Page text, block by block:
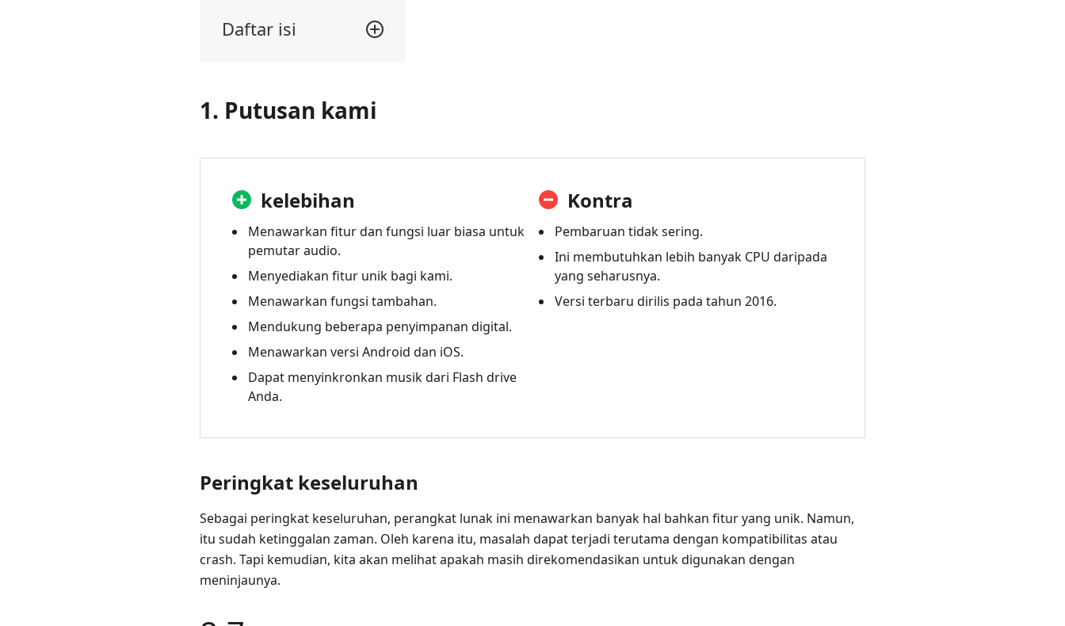
Daftar isi
2.
itu
Musik
Clementine?
Ulasan
Pemutar
Musik
ray
1. Putusan kami
kelebihan
Menawarkan fitur dan fungsi luar biasa untuk
pemutar audio.
Menyediakan fitur unik bagi kami.
Menawarkan fungsi tambahan.
Mendukung beberapa penyimpanan digital.
Menawarkan versi Android dan iOS.
Dapat menyinkronkan musik dari Flash drive
Anda.
Kontra
Pembaruan tidak sering.
Ini membutuhkan lebih banyak CPU daripada
yang seharusnya.
Versi terbaru dirilis pada tahun 2016.
Peringkat keseluruhan
Sebagai peringkat keseluruhan, perangkat lunak ini menawarkan banyak hal bahkan fitur yang unik. Namun,
itu sudah ketinggalan zaman. Oleh karena itu, masalah dapat terjadi terutama dengan kompatibilitas atau
crash. Tapi kemudian, kita akan melihat apakah masih direkomendasikan untuk digunakan dengan
meninjaunya.